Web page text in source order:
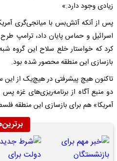
زیادی وجود دارد.»
پس از آنکه آتش‌بس با میانجی‌گری
اسرائیل و حماس پایان داد، ترامپ طرح
کرد که خواستار خلع سلاح این گروه
بازسازی این منطقه محصور شده بود.
تاکنون هیچ پیشرفتی در هیچ‌یک از
دو منبع آگاه از برنامه‌ریزی‌های غزه
آمریکا» هم برای بازسازی این منطقه